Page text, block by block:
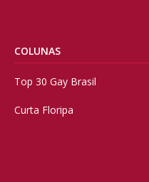
COLUNAS
Top 30 Gay Brasil
Curta Floripa